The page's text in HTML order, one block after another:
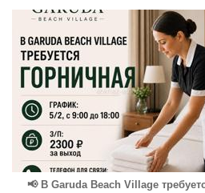
📢 В Garuda Beach Village